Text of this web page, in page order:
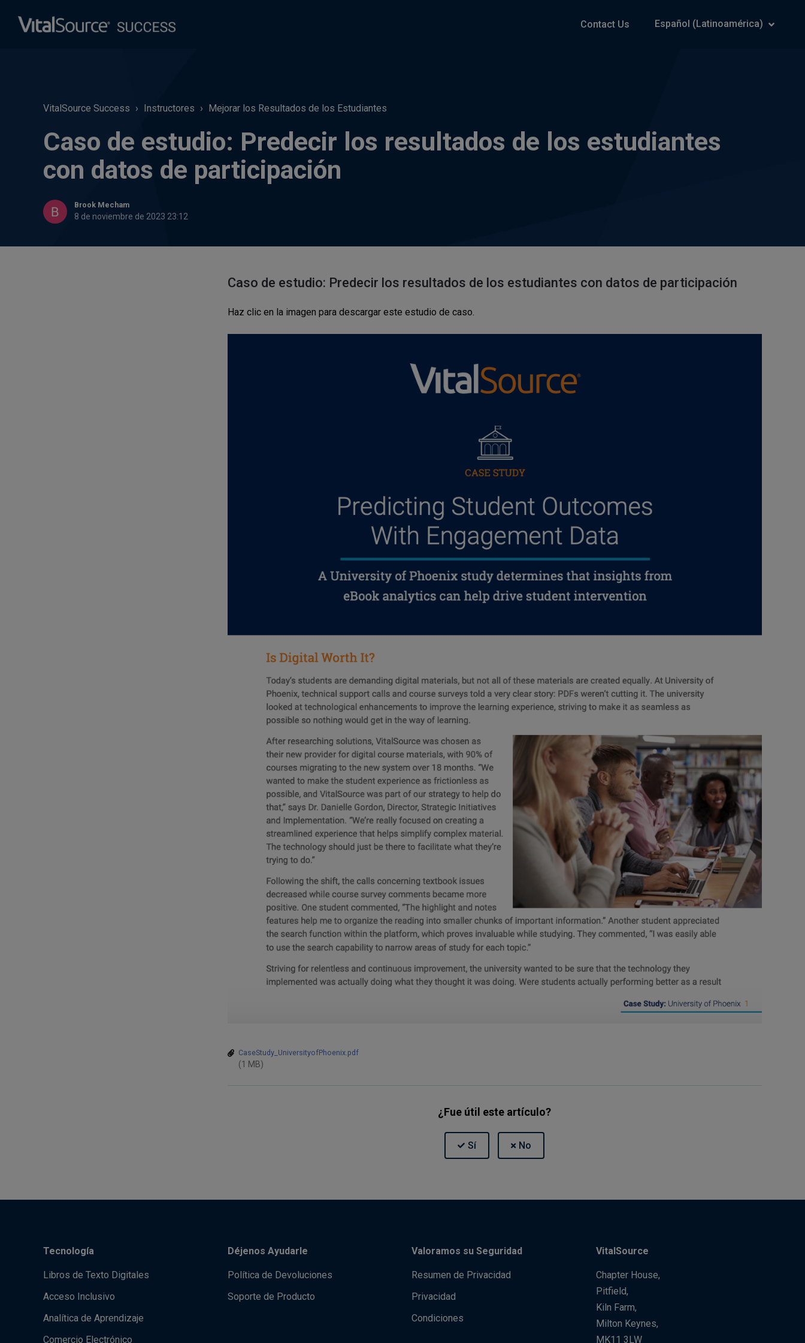
Contact Us Español (Latinoamérica)
VitalSource Success Instructores Mejorar los Resultados de los Estudiantes
Caso de estudio: Predecir los resultados de los estudiantes
con datos de participación
Brook Mecham
8 de noviembre de 2023 23:12
Caso de estudio: Predecir los resultados de los estudiantes con datos de participación
Haz clic en la imagen para descargar este estudio de caso.
CaseStudy_UniversityofPhoenix.pdf
(1 MB)
¿Fue útil este artículo?
Tecnología
Libros de Texto Digitales
Acceso Inclusivo
Analítica de Aprendizaje
Comercio Electrónico
Déjenos Ayudarle
Política de Devoluciones
Soporte de Producto
Valoramos su Seguridad
Resumen de Privacidad
Privacidad
Condiciones
VitalSource
Chapter House,
Pitfield,
Kiln Farm,
Milton Keynes,
MK11 3LW